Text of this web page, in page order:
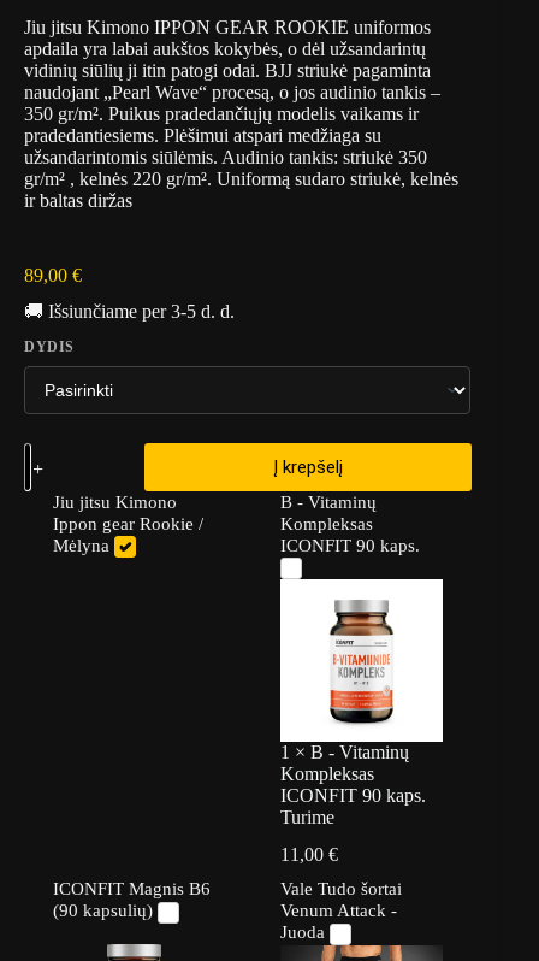
Jiu jitsu Kimono IPPON GEAR ROOKIE uniformos
apdaila yra labai aukštos kokybės, o dėl užsandarintų
vidinių siūlių ji itin patogi odai. BJJ striukė pagaminta
naudojant „Pearl Wave“ procesą, o jos audinio tankis –
350 gr/m². Puikus pradedančiųjų modelis vaikams ir
pradedantiesiems. Plėšimui atspari medžiaga su
užsandarintomis siūlėmis. Audinio tankis: striukė 350
gr/m² , kelnės 220 gr/m². Uniformą sudaro striukė, kelnės
ir baltas diržas
89,00 €
🚚 Išsiunčiame per 3-5 d. d.
DYDIS
Į krepšelį
Jiu jitsu Kimono
Ippon gear Rookie /
Mėlyna
B - Vitaminų
Kompleksas
ICONFIT 90 kaps.
1 × B - Vitaminų
Kompleksas
ICONFIT 90 kaps.
Turime
11,00 €
ICONFIT Magnis B6
(90 kapsulių)
Vale Tudo šortai
Venum Attack -
Juoda